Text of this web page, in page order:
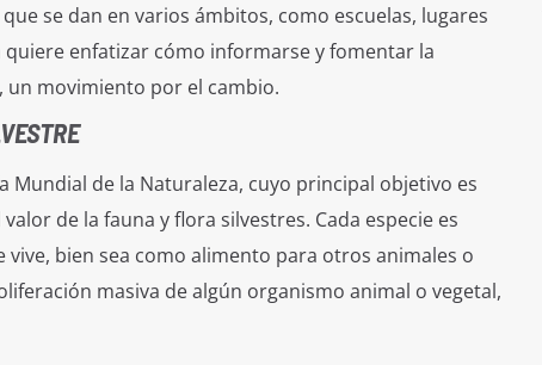
se dan en varios ámbitos, como escuelas, lugares
enfatizar cómo informarse y fomentar la
un movimiento por el cambio.
Mundial de la Naturaleza, cuyo principal objetivo es
de la fauna y flora silvestres. Cada especie es
bien sea como alimento para otros animales o
masiva de algún organismo animal o vegetal,